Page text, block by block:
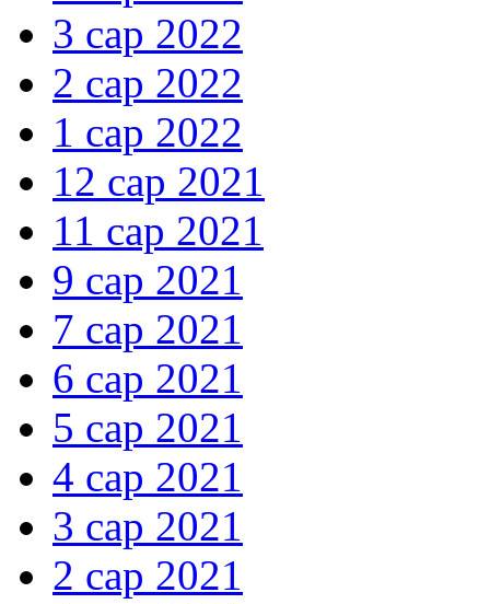
3 сар 2022
2 сар 2022
1 сар 2022
12 сар 2021
11 сар 2021
9 сар 2021
7 сар 2021
6 сар 2021
5 сар 2021
4 сар 2021
3 сар 2021
2 сар 2021